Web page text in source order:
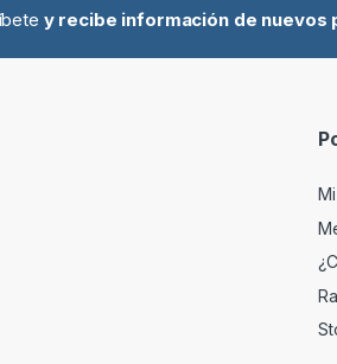
y recibe información de nuevos